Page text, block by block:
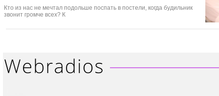
Кто из нас не мечтал подольше поспать в постели, когда будильник
звонит громче всех? К